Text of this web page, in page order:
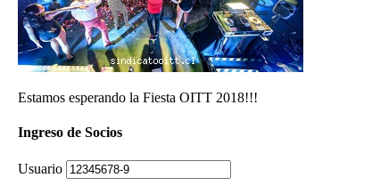
Estamos esperando la Fiesta OITT 2018!!!
Ingreso de Socios
Usuario